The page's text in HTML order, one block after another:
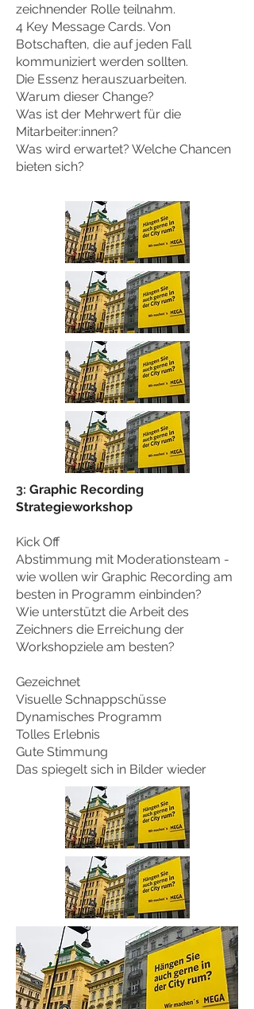
zeichnender Rolle teilnahm.
4 Key Message Cards. Von
Botschaften, die auf jeden Fall
kommuniziert werden sollten.
Die Essenz herauszuarbeiten.
Warum dieser Change?
Was ist der Mehrwert für die
Mitarbeiter:innen?
Was wird erwartet? Welche Chancen
bieten sich?
3: Graphic Recording
Strategieworkshop
Kick Off
Abstimmung mit Moderationsteam -
wie wollen wir Graphic Recording am
besten in Programm einbinden?
Wie unterstützt die Arbeit des
Zeichners die Erreichung der
Workshopziele am besten?
Gezeichnet
Visuelle Schnappschüsse
Dynamisches Programm
Tolles Erlebnis
Gute Stimmung
Das spiegelt sich in Bilder wieder